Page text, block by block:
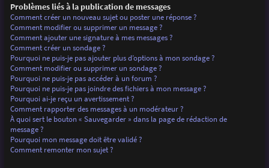
Problèmes liés à la publication de messages
Comment créer un nouveau sujet ou poster une réponse ?
Comment modifier ou supprimer un message ?
Comment ajouter une signature à mes messages ?
Comment créer un sondage ?
Pourquoi ne puis-je pas ajouter plus d’options à mon sondage ?
Comment modifier ou supprimer un sondage ?
Pourquoi ne puis-je pas accéder à un forum ?
Pourquoi ne puis-je pas joindre des fichiers à mon message ?
Pourquoi ai-je reçu un avertissement ?
Comment rapporter des messages à un modérateur ?
À quoi sert le bouton « Sauvegarder » dans la page de rédaction de
message ?
Pourquoi mon message doit être validé ?
Comment remonter mon sujet ?